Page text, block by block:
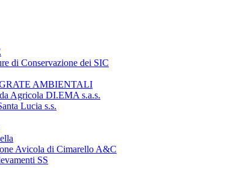
di Conservazione dei SIC
AMBIENTALI
Agricola DI.EMA s.a.s.
Lucia s.s.
Avicola di Cimarello A&C
SS